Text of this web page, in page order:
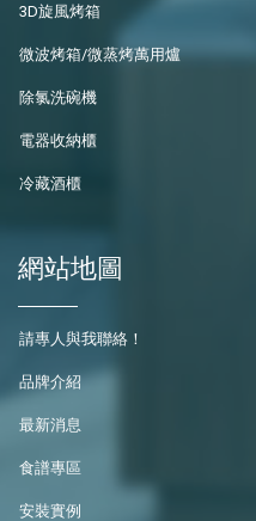
3D旋風烤箱
微波烤箱/微蒸烤萬用爐
除氯洗碗機
電器收納櫃
冷藏酒櫃
網站地圖
請專人與我聯絡！
品牌介紹
最新消息
食譜專區
安裝實例